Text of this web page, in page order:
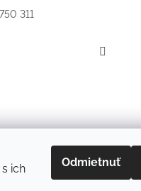
ich
Odmietnuť
311